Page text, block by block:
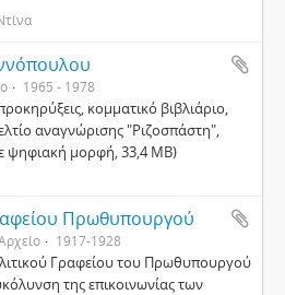
1965 - 1978
κομματικό βιβλιάριο,
αναγνώρισης "Ριζοσπάστη",
ψηφιακή μορφή, 33,4 MB)
Πρωθυπουργού
1917-1928
Γραφείου του Πρωθυπουργού
της επικοινωνίας των